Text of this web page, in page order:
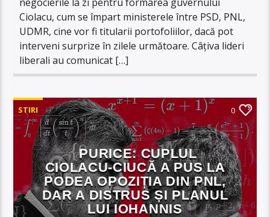
Ciolacu, cum se împart ministerele între PSD, PNL,
UDMR, cine vor fi titularii portofoliilor, dacă pot
interveni surprize în zilele următoare. Câțiva lideri
liberali au comunicat […]
STIRI 0
PURICE: CUPLUL
CIOLACU-CIUCĂ A PUS LA
PODEA OPOZIȚIA DIN PNL,
DAR A DISTRUS ȘI PLANUL
LUI IOHANNIS